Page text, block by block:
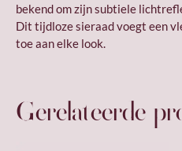
bekend om zijn subtiele
Dit tijdloze sieraad voegt een
toe aan elke look.
Gerelateerde